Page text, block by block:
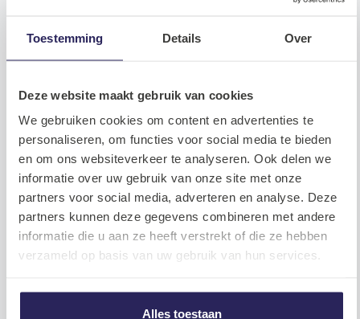
Toestemming Details Over
Deze website maakt gebruik van cookies
We gebruiken cookies om content en advertenties te
personaliseren, om functies voor social media te bieden
en om ons websiteverkeer te analyseren. Ook delen we
informatie over uw gebruik van onze site met onze
partners voor social media, adverteren en analyse. Deze
partners kunnen deze gegevens combineren met andere
informatie die u aan ze heeft verstrekt of die ze hebben
verzameld op basis van uw gebruik van hun services.
Alles toestaan
Lees meer
Hoe bouw je een succesvol persoonlijk